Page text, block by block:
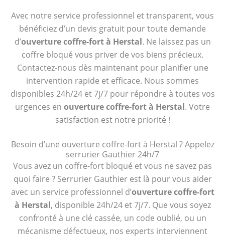
Avec notre service professionnel et transparent, vous
bénéficiez d’un devis gratuit pour toute demande
d’ouverture coffre-fort à Herstal. Ne laissez pas un
coffre bloqué vous priver de vos biens précieux.
Contactez-nous dès maintenant pour planifier une
intervention rapide et efficace. Nous sommes
disponibles 24h/24 et 7j/7 pour répondre à toutes vos
urgences en ouverture coffre-fort à Herstal. Votre
satisfaction est notre priorité !
Besoin d’une ouverture coffre-fort à Herstal ? Appelez
serrurier Gauthier 24h/7
Vous avez un coffre-fort bloqué et vous ne savez pas
quoi faire ? Serrurier Gauthier est là pour vous aider
avec un service professionnel d’ouverture coffre-fort
à Herstal, disponible 24h/24 et 7j/7. Que vous soyez
confronté à une clé cassée, un code oublié, ou un
mécanisme défectueux, nos experts interviennent